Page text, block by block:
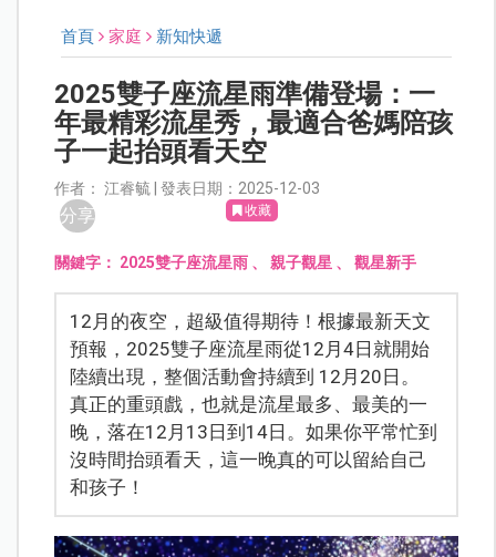
首頁 家庭 新知快遞
2025雙子座流星雨準備登場：一
年最精彩流星秀，最適合爸媽陪孩
子一起抬頭看天空
作者： 江睿毓 | 發表日期：2025-12-03
分享 收藏
關鍵字： 2025雙子座流星雨 、親子觀星 、觀星新手
12月的夜空，超級值得期待！根據最新天文
預報，2025雙子座流星雨從12月4日就開始
陸續出現，整個活動會持續到 12月20日。
真正的重頭戲，也就是流星最多、最美的一
晚，落在12月13日到14日。如果你平常忙到
沒時間抬頭看天，這一晚真的可以留給自己
和孩子！